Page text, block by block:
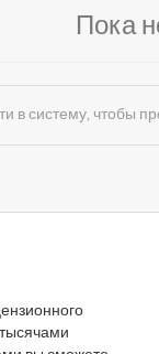
Пока
в систему, чтобы